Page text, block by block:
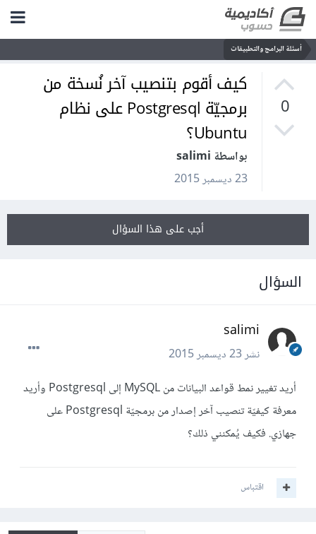
أسئلة البرامج والتطبيقات
0
كيف أقوم بتنصيب آخر نُسخة من
برمجيّة Postgresql على نظام
Ubuntu؟
بواسطة salimi
23 ديسمبر 2015
أجب على هذا السؤال
السؤال
salimi
نشر23 ديسمبر 2015
أريد تغيير نمط قواعد البيانات من MySQL إلى Postgresql وأريد
معرفة كيفيّة تنصيب آخر إصدار من برمجيّة Postgresql على
جهازي. فكيف يُمكنني ذلك؟
اقتباس